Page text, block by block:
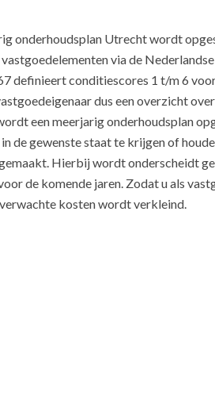
onderhoudsplan Utrecht wordt
via de
definieert conditiescores 1 t/m 6
dus een overzicht
een meerjarig onderhoudsplan
de gewenste staat te krijgen of
Hierbij wordt onderscheidt
de komende jaren. Zodat u als
kosten wordt verkleind.